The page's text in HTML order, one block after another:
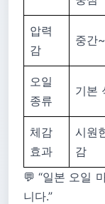
압력
감
중간
오일
종류
기본
체감
효과
시원
감
💬 “일본 오일
니다.”